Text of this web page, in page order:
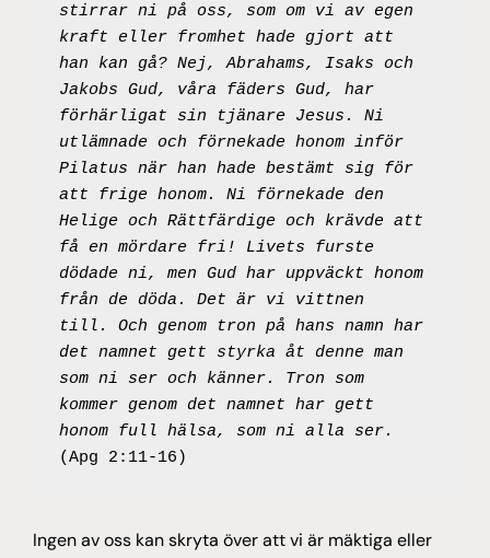
stirrar ni på oss, som om vi av egen
kraft eller fromhet hade gjort att
han kan gå? Nej, Abrahams, Isaks och
Jakobs Gud, våra fäders Gud, har
förhärligat sin tjänare Jesus. Ni
utlämnade och förnekade honom inför
Pilatus när han hade bestämt sig för
att frige honom. Ni förnekade den
Helige och Rättfärdige och krävde att
få en mördare fri! Livets furste
dödade ni, men Gud har uppväckt honom
från de döda. Det är vi vittnen
till. Och genom tron på hans namn har
det namnet gett styrka åt denne man
som ni ser och känner. Tron som
kommer genom det namnet har gett
(Apg 2:11-16)
Ingen av oss kan skryta över att vi är mäktiga eller